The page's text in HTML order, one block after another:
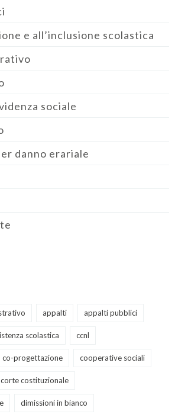
e all’inclusione scolastica
sociale
danno erariale
appalti appalti pubblici
scolastica ccnl
co-progettazione cooperative sociali
corte costituzionale
dimissioni in bianco